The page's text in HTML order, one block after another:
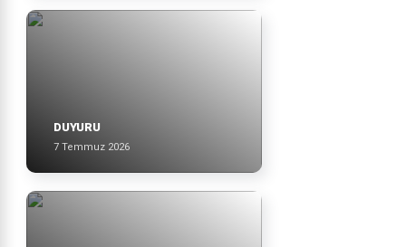
DUYURU
7 Temmuz 2026